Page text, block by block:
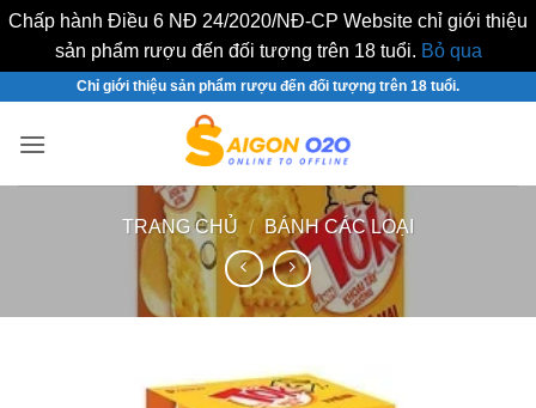
Chấp hành Điều 6 NĐ 24/2020/NĐ-CP Website chỉ giới thiệu
sản phẩm rượu đến đối tượng trên 18 tuổi. Bỏ qua
nội
Chỉ giới thiệu sản phẩm rượu đến đối tượng trên 18 tuổi.
TRANG CHỦ / BÁNH CÁC LOẠI